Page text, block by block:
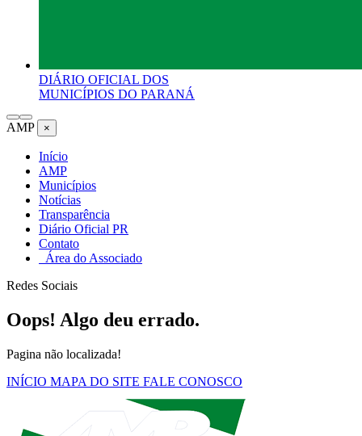
DIÁRIO OFICIAL DOS
MUNICÍPIOS DO PARANÁ
AMP ×
Início
AMP
Municípios
Notícias
Transparência
Diário Oficial PR
Contato
Área do Associado
Redes Sociais
Oops! Algo deu errado.
Pagina não localizada!
INÍCIO MAPA DO SITE FALE CONOSCO